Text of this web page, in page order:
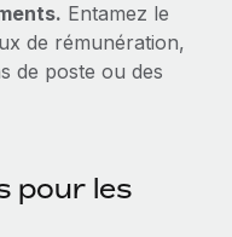
Entamez le
de rémunération,
de poste ou des
pour les